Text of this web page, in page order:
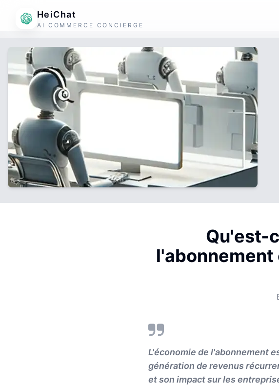
HeiChat
AI COMMERCE CONCIERGE
Qu'est-
L'économie de l'abonnement
génération de revenus
et son impact sur les